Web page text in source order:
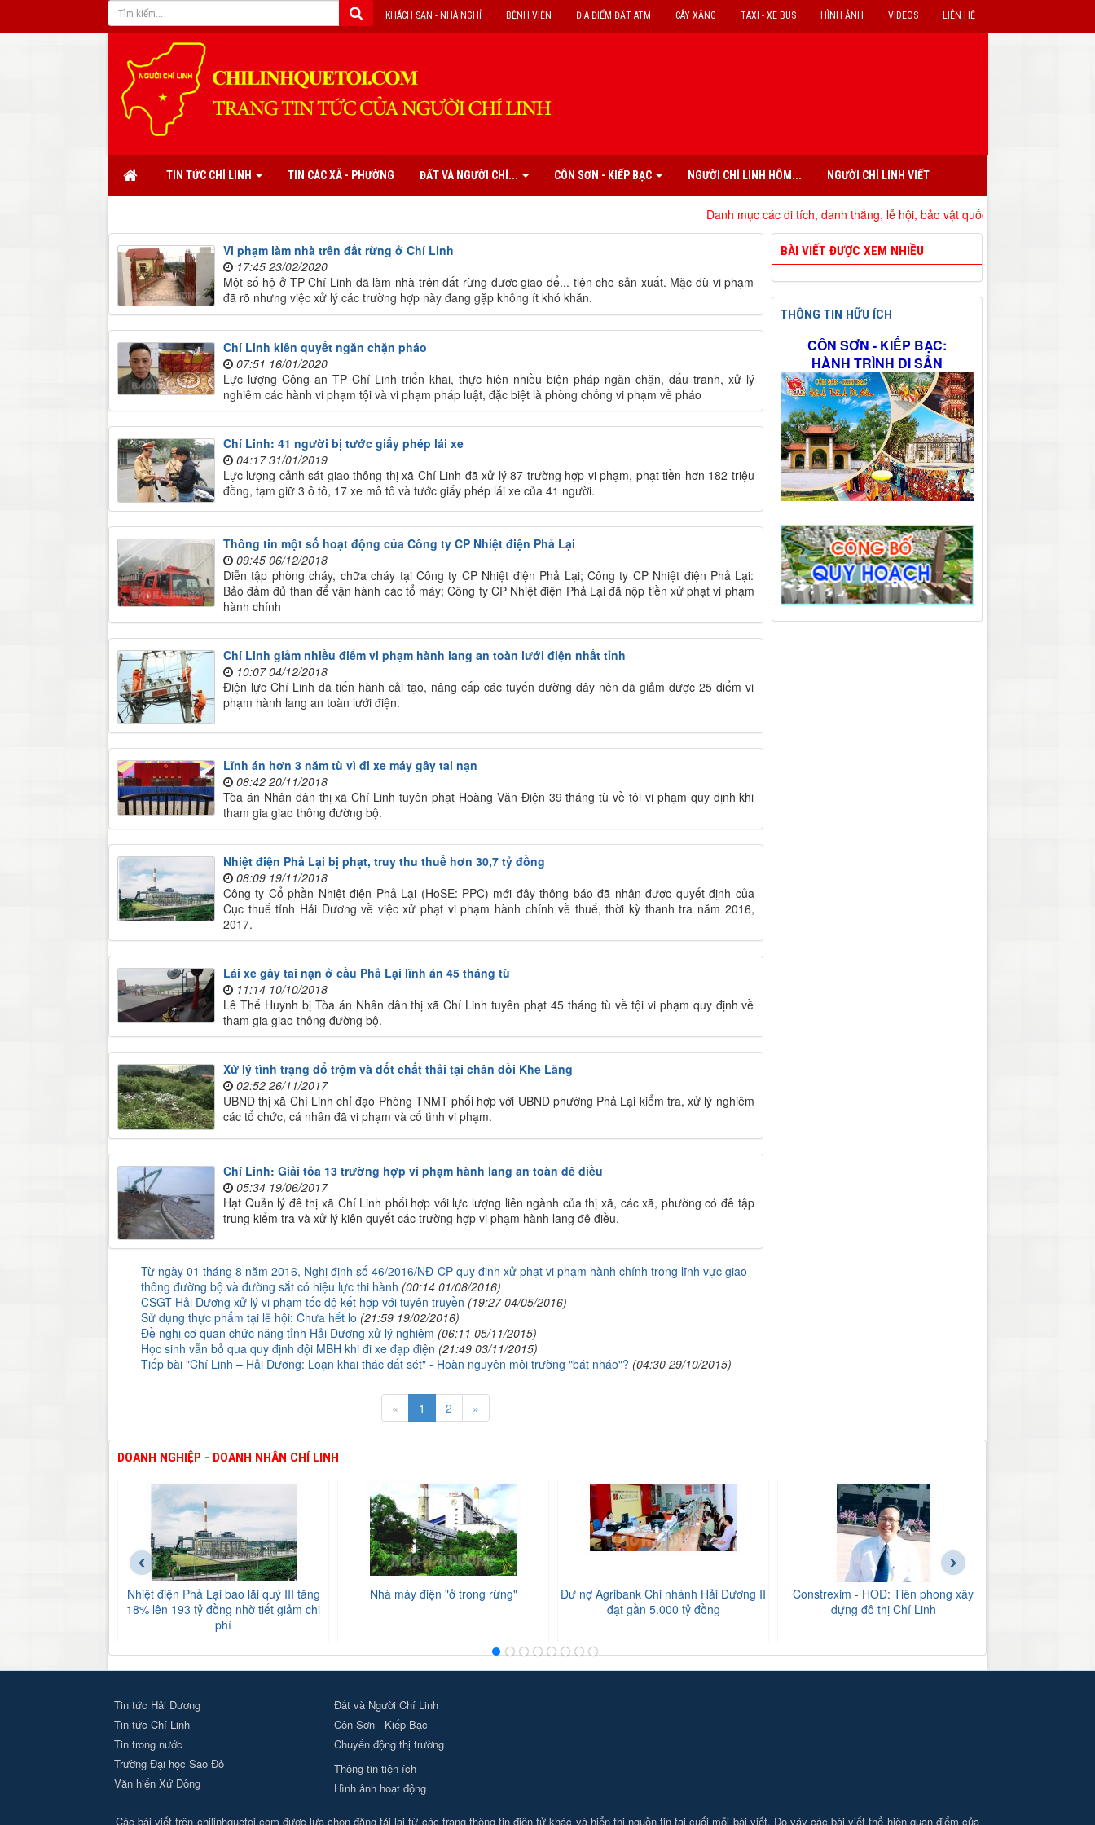
LIÊN HỆ
VIDEOS
HÌNH ẢNH
TAXI - XE BUS
CÂY XĂNG
ĐỊA ĐIỂM ĐẶT ATM
BỆNH VIỆN
KHÁCH SẠN - NHÀ NGHỈ
TIN TỨC CHÍ LINH TIN CÁC XÃ - PHƯỜNG ĐẤT VÀ NGƯỜI CHÍ... CÔN SƠN - KIẾP BẠC NGƯỜI CHÍ LINH HÔM... NGƯỜI CHÍ LINH VIẾT
Danh mục các di tích, danh thắng, lễ hội, bảo vật quốc gia đã xếp hạng trên địa
Vi phạm làm nhà trên đất rừng ở Chí Linh
17:45 23/02/2020
Một số hộ ở TP Chí Linh đã làm nhà trên đất rừng được giao để... tiện cho sản xuất. Mặc dù vi phạm
đã rõ nhưng việc xử lý các trường hợp này đang gặp không ít khó khăn.
Chí Linh kiên quyết ngăn chặn pháo
07:51 16/01/2020
Lực lượng Công an TP Chí Linh triển khai, thực hiện nhiều biện pháp ngăn chặn, đấu tranh, xử lý
nghiêm các hành vi phạm tội và vi phạm pháp luật, đặc biệt là phòng chống vi phạm về pháo
​Chí Linh: 41 người bị tước giấy phép lái xe
04:17 31/01/2019
Lực lượng cảnh sát giao thông thị xã Chí Linh đã xử lý 87 trường hợp vi phạm, phạt tiền hơn 182 triệu
đồng, tạm giữ 3 ô tô, 17 xe mô tô và tước giấy phép lái xe của 41 người.
Thông tin một số hoạt động của Công ty CP Nhiệt điện Phả Lại
09:45 06/12/2018
Diễn tập phòng cháy, chữa cháy tại Công ty CP Nhiệt điện Phả Lại; Công ty CP Nhiệt điện Phả Lại:
Bảo đảm đủ than để vận hành các tổ máy; Công ty CP Nhiệt điện Phả Lại đã nộp tiền xử phạt vi phạm
hành chính
Chí Linh giảm nhiều điểm vi phạm hành lang an toàn lưới điện nhất tỉnh
10:07 04/12/2018
Điện lực Chí Linh đã tiến hành cải tạo, nâng cấp các tuyến đường dây nên đã giảm được 25 điểm vi
phạm hành lang an toàn lưới điện.
Lĩnh án hơn 3 năm tù vì đi xe máy gây tai nạn
08:42 20/11/2018
Tòa án Nhân dân thị xã Chí Linh tuyên phạt Hoàng Văn Điện 39 tháng tù về tội vi phạm quy định khi
tham gia giao thông đường bộ.
Nhiệt điện Phả Lại bị phạt, truy thu thuế hơn 30,7 tỷ đồng
08:09 19/11/2018
Công ty Cổ phần Nhiệt điện Phả Lại (HoSE: PPC) mới đây thông báo đã nhận được quyết định của
Cục thuế tỉnh Hải Dương về việc xử phạt vi phạm hành chính về thuế, thời kỳ thanh tra năm 2016,
2017.
Lái xe gây tai nạn ở cầu Phả Lại lĩnh án 45 tháng tù
11:14 10/10/2018
Lê Thế Huynh bị Tòa án Nhân dân thị xã Chí Linh tuyên phạt 45 tháng tù về tội vi phạm quy định về
tham gia giao thông đường bộ.
Xử lý tình trạng đổ trộm và đốt chất thải tại chân đồi Khe Lăng
02:52 26/11/2017
UBND thị xã Chí Linh chỉ đạo Phòng TNMT phối hợp với UBND phường Phả Lại kiểm tra, xử lý nghiêm
các tổ chức, cá nhân đã vi phạm và cố tình vi phạm.
Chí Linh: Giải tỏa 13 trường hợp vi phạm hành lang an toàn đê điều
05:34 19/06/2017
Hạt Quản lý đê thị xã Chí Linh phối hợp với lực lượng liên ngành của thị xã, các xã, phường có đê tập
trung kiểm tra và xử lý kiên quyết các trường hợp vi phạm hành lang đê điều.
Từ ngày 01 tháng 8 năm 2016, Nghị định số 46/2016/NĐ-CP quy định xử phạt vi phạm hành chính trong lĩnh vực giao
thông đường bộ và đường sắt có hiệu lực thi hành (00:14 01/08/2016)
CSGT Hải Dương xử lý vi phạm tốc độ kết hợp với tuyên truyền (19:27 04/05/2016)
Sử dụng thực phẩm tại lễ hội: Chưa hết lo (21:59 19/02/2016)
Đề nghị cơ quan chức năng tỉnh Hải Dương xử lý nghiêm (06:11 05/11/2015)
Học sinh vẫn bỏ qua quy định đội MBH khi đi xe đạp điện (21:49 03/11/2015)
Tiếp bài "Chí Linh – Hải Dương: Loạn khai thác đất sét" - Hoàn nguyên môi trường "bát nháo"? (04:30 29/10/2015)
« 1 2 »
BÀI VIẾT ĐƯỢC XEM NHIỀU
THÔNG TIN HỮU ÍCH
CÔN SƠN - KIẾP BẠC:
HÀNH TRÌNH DI SẢN
DOANH NGHIỆP - DOANH NHÂN CHÍ LINH
Nhiệt điện Phả Lại báo lãi quý III tăng
18% lên 193 tỷ đồng nhờ tiết giảm chi
phí
Nhà máy điện "ở trong rừng"
Dư nợ Agribank Chi nhánh Hải Dương II
đạt gần 5.000 tỷ đồng
Constrexim - HOD: Tiên phong xây
dựng đô thị Chí Linh
‹ ›
Tin tức Hải Dương
Tin tức Chí Linh
Tin trong nước
Trường Đại học Sao Đỏ
Văn hiến Xứ Đông
Đất và Người Chí Linh
Côn Sơn - Kiếp Bạc
Chuyển động thị trường
Thông tin tiện ích
Hình ảnh hoạt động
Các bài viết trên chilinhquetoi.com được lựa chọn đăng tải lại từ các trang thông tin điện tử khác và hiển thị nguồn tin tại cuối mỗi bài viết. Do vậy các bài viết thể hiện quan điểm của